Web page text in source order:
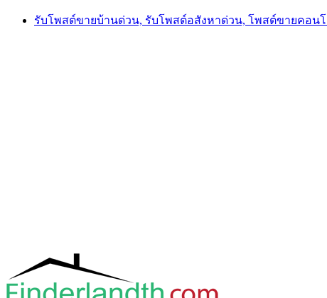
Skip
รับโพสต์ขายบ้านด่วน, รับโพสต์อสังหาด่วน, โพสต์ขายคอน